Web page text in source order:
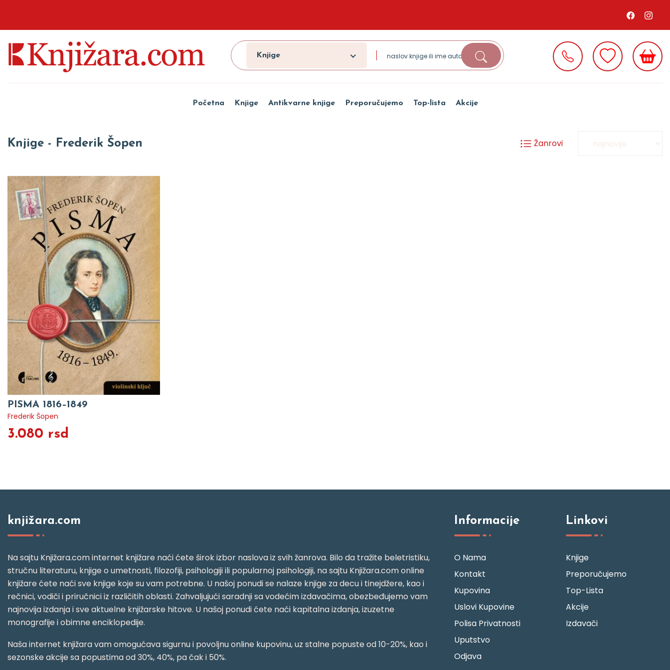
Knjige
Početna Knjige Antikvarne knjige Preporučujemo Top-lista Akcije
Knjige - Frederik Šopen Žanrovi
PISMA 1816–1849
Frederik Šopen
3.080 rsd
knjižara.com
Na sajtu Knjižara.com internet knjižare naći ćete širok izbor naslova iz svih žanrova. Bilo da tražite beletristiku,
stručnu literaturu, knjige o umetnosti, filozofiji, psihologiji ili popularnoj psihologiji, na sajtu Knjižara.com online
knjižare ćete naći sve knjige koje su vam potrebne. U našoj ponudi se nalaze knjige za decu i tinejdžere, kao i
rečnici, vodiči i priručnici iz različitih oblasti. Zahvaljujući saradnji sa vodećim izdavačima, obezbeđujemo vam
najnovija izdanja i sve aktuelne knjižarske hitove. U našoj ponudi ćete naći kapitalna izdanja, izuzetne
monografije i obimne enciklopedije.
Naša internet knjižara vam omogućava sigurnu i povoljnu online kupovinu, uz stalne popuste od 10-20%, kao i
sezonske akcije sa popustima od 30%, 40%, pa čak i 50%.
Informacije
O Nama
Kontakt
Kupovina
Uslovi Kupovine
Polisa Privatnosti
Uputstvo
Odjava
Linkovi
Knjige
Preporučujemo
Top-Lista
Akcije
Izdavači